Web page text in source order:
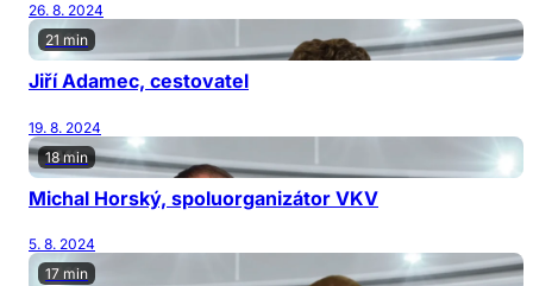
26. 8. 2024
21 min
Jiří Adamec, cestovatel
19. 8. 2024
18 min
Michal Horský, spoluorganizátor VKV
5. 8. 2024
17 min